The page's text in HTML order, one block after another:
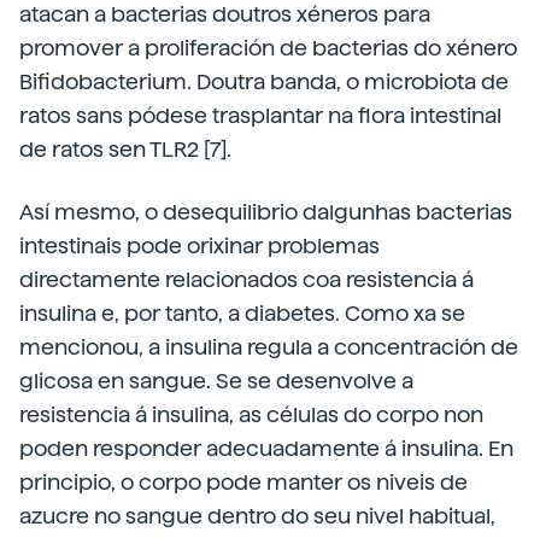
atacan a bacterias doutros xéneros para
promover a proliferación de bacterias do xénero
Bifidobacterium. Doutra banda, o microbiota de
ratos sans pódese trasplantar na flora intestinal
de ratos sen TLR2 [7].
Así mesmo, o desequilibrio dalgunhas bacterias
intestinais pode orixinar problemas
directamente relacionados coa resistencia á
insulina e, por tanto, a diabetes. Como xa se
mencionou, a insulina regula a concentración de
glicosa en sangue. Se se desenvolve a
resistencia á insulina, as células do corpo non
poden responder adecuadamente á insulina. En
principio, o corpo pode manter os niveis de
azucre no sangue dentro do seu nivel habitual,